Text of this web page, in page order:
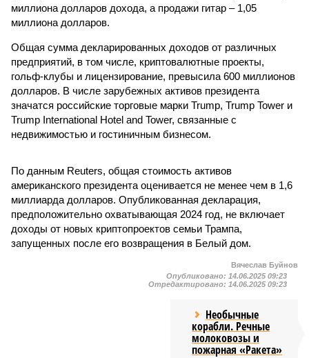
миллиона долларов дохода, а продажи гитар – 1,05
миллиона долларов.
Общая сумма декларированных доходов от различных
предприятий, в том числе, криптовалютные проекты,
гольф-клубы и лицензирование, превысила 600 миллионов
долларов. В числе зарубежных активов президента
значатся российские торговые марки Trump, Trump Tower и
Trump International Hotel and Tower, связанные с
недвижимостью и гостиничным бизнесом.
По данным Reuters, общая стоимость активов
американского президента оценивается не менее чем в 1,6
миллиарда долларов. Опубликованная декларация,
предположительно охватывающая 2024 год, не включает
доходы от новых криптопроектов семьи Трампа,
запущенных после его возвращения в Белый дом.
Вячеслав Буйнов
Опубликовано: 14.06.2025 09:23
Отредактировано: 14.06.2025 09:23
Необычные
корабли. Речные
молоковозы и
пожарная «Ракета»